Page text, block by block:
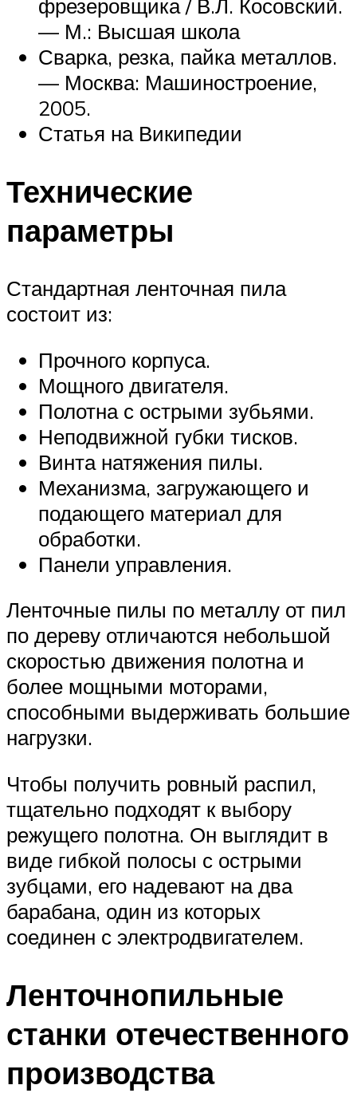
фрезеровщика / В.Л. Косовский.
— М.: Высшая школа
Сварка, резка, пайка металлов.
— Москва: Машиностроение,
2005.
Статья на Википедии
Технические
параметры
Стандартная ленточная пила
состоит из:
Прочного корпуса.
Мощного двигателя.
Полотна с острыми зубьями.
Неподвижной губки тисков.
Винта натяжения пилы.
Механизма, загружающего и
подающего материал для
обработки.
Панели управления.
Ленточные пилы по металлу от пил
по дереву отличаются небольшой
скоростью движения полотна и
более мощными моторами,
способными выдерживать большие
нагрузки.
Чтобы получить ровный распил,
тщательно подходят к выбору
режущего полотна. Он выглядит в
виде гибкой полосы с острыми
зубцами, его надевают на два
барабана, один из которых
соединен с электродвигателем.
Ленточнопильные
станки отечественного
производства